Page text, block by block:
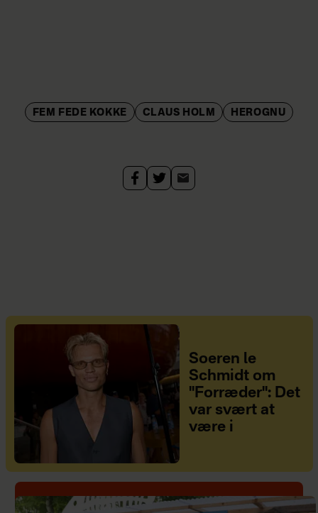
FEM FEDE KOKKE CLAUS HOLM HEROGNU
Soeren le
Schmidt om
"Forræder": Det
var svært at
være i